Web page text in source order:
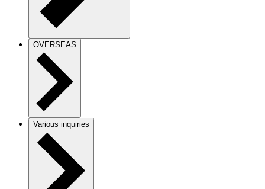
OVERSEAS
Various inquiries